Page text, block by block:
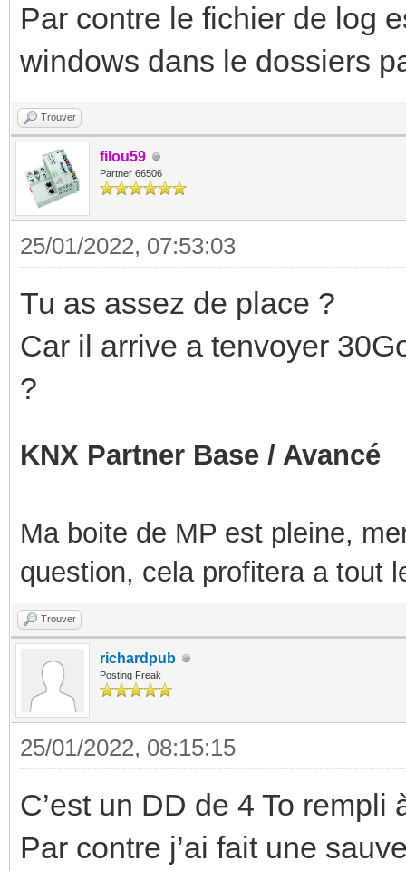
read: 1.5 MiB/s,
INFO: 89% (28.7 GiB
INFO: 90% (28.8 GiB
read: 5.7 MiB/s,
INFO: 93% (29.9 GiB
read: 5.3 MiB/s,
INFO: 95% (30.7 GiB
read: 263.9 MiB/s,
INFO: 96% (30.8 GiB
ERROR: VM 104 qmp
INFO: aborting
INFO: resuming VM
ERROR: Backup of VM
command 'query-
INFO: Failed at 2022-
INFO: Backup job
TASK ERROR: job
Par contre le fichier de log
windows dans le dossiers
Trouver
filou59
Partner 66506
25/01/2022, 07:53:03
Tu as assez de place ?
Car il arrive a tenvoyer
?
KNX Partner Base / Avancé
Ma boite de MP est pleine,
question, cela profitera a tout
Trouver
richardpub
Posting Freak
25/01/2022, 08:15:15
C’est un DD de 4 To
Par contre j’ai fait une